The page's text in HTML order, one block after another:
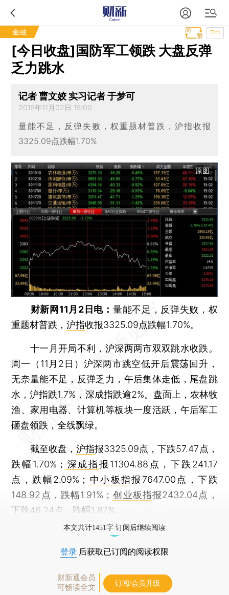
金融 T中
[今日收盘]国防军工领跌 大盘反弹
乏力跳水
记者 曹文姣 实习记者 于梦可
2015年11月02日 15:00
量能不足，反弹失败，权重题材普跌，沪指收报
3325.09点跌幅1.70%
原图
财新网11月2日电： 量能不足，反弹失败，权
重题材普跌，沪指收报3325.09点跌幅1.70%。
十一月开局不利，沪深两两市双双跳水收跌。
周一（11月2日）沪深两市跳空低开后震荡回升，
无奈量能不足，反弹乏力，午后集体走低，尾盘跳
水，沪指跌1.7%， 深成指跌逾2%。盘面上，农林牧
渔、家用电器、计算机等板块一度活跃，午后军工
砸盘领跌，全线飘绿。
截至收盘， 沪指报3325.09点，下跌57.47点，
跌幅1.70%； 深成指报11304.88点，下跌241.17
点，跌幅2.09%； 中小板指报7647.00点，下跌
148.92点，跌幅1.91%； 创业板指报2432.04点，
下跌46.24点，跌幅1.87%。
本文共计1451字 订阅后继续阅读
登录 后获取已订阅的阅读权限
财新通会员
可畅读全文
订阅/会员升级